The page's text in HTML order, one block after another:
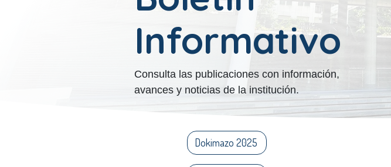
Informativo
Consulta las publicaciones con información,
avances y noticias de la institución.
Dokimazo 2025